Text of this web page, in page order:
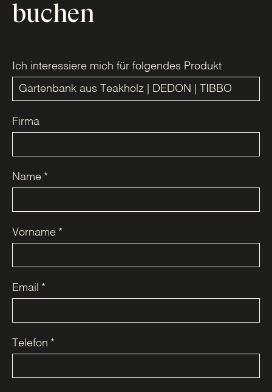
buchen
Ich interessiere mich für folgendes Produkt
Firma
Name *
Vorname *
Email *
Telefon *